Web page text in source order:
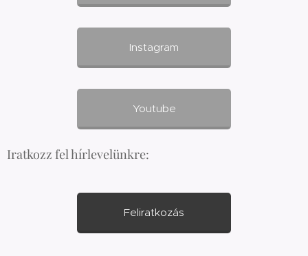
Instagram
Youtube
Iratkozz fel hírlevelünkre:
Feliratkozás